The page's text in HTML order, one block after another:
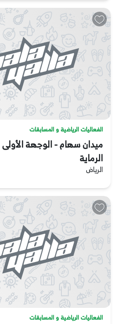
الفعاليات الرياضية و المسابقات
ميدان سهام - الوجهة
الرماية
الرياض
الفعاليات الرياضية و المسابقات